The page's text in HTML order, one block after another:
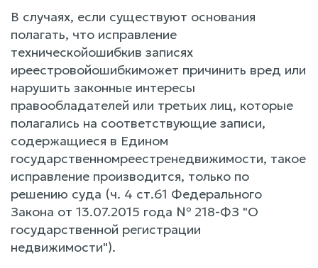
В случаях, если существуют основания
полагать, что исправление
техническойошибкив записях
иреестровойошибкиможет причинить вред или
нарушить законные интересы
правообладателей или третьих лиц, которые
полагались на соответствующие записи,
содержащиеся в Едином
государственномреестренедвижимости, такое
исправление производится, только по
решению суда (ч. 4 ст.61 Федерального
Закона от 13.07.2015 года № 218-ФЗ "О
государственной регистрации
недвижимости").